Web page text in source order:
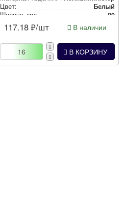
Цвет:
Белый
Ширина, мм:
90
Высота, мм:
117.18 ₽/шт В наличии
В КОРЗИНУ